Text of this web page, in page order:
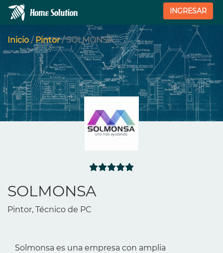
INGRESAR
Inicio / Pintor/ SOLMONSA
SOLMONSA
Pintor, Técnico de PC
Solmonsa es una empresa con amplia